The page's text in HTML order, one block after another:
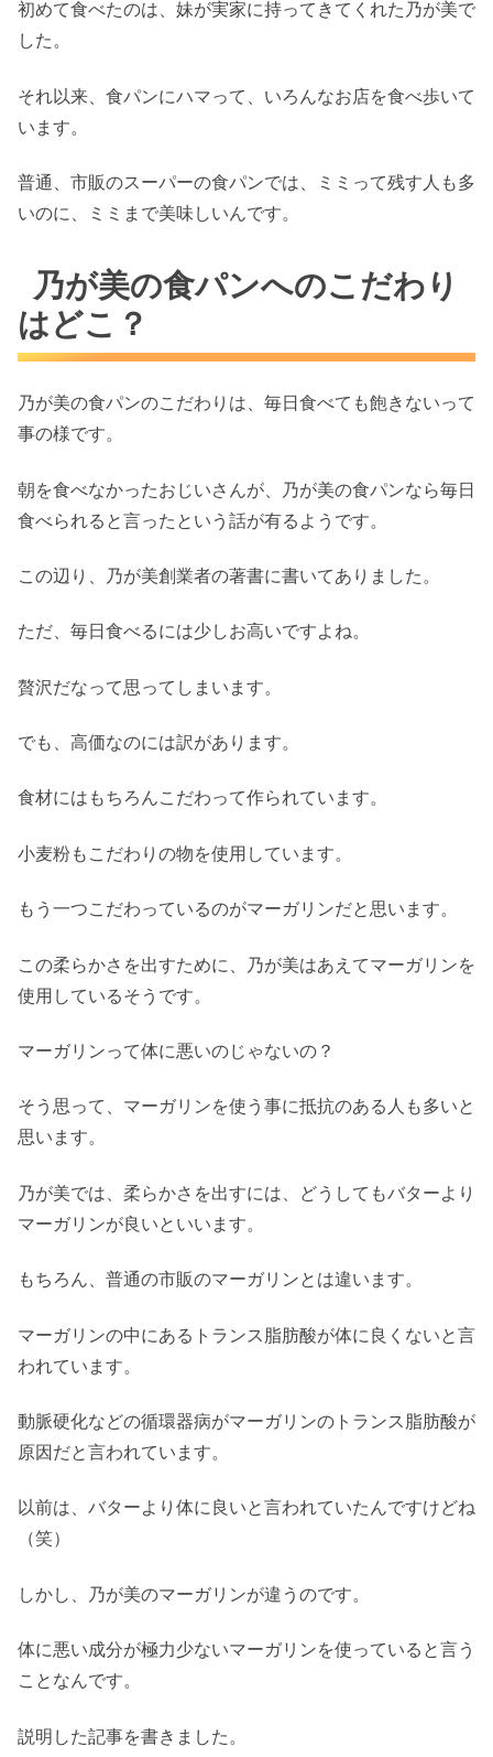
初めて食べたのは、妹が実家に持ってきてくれた乃が美で
した。
それ以来、食パンにハマって、いろんなお店を食べ歩いて
います。
普通、市販のスーパーの食パンでは、ミミって残す人も多
いのに、ミミまで美味しいんです。
乃が美の食パンへのこだわり
はどこ？
乃が美の食パンのこだわりは、毎日食べても飽きないって
事の様です。
朝を食べなかったおじいさんが、乃が美の食パンなら毎日
食べられると言ったという話が有るようです。
この辺り、乃が美創業者の著書に書いてありました。
ただ、毎日食べるには少しお高いですよね。
贅沢だなって思ってしまいます。
でも、高価なのには訳があります。
食材にはもちろんこだわって作られています。
小麦粉もこだわりの物を使用しています。
もう一つこだわっているのがマーガリンだと思います。
この柔らかさを出すために、乃が美はあえてマーガリンを
使用しているそうです。
マーガリンって体に悪いのじゃないの？
そう思って、マーガリンを使う事に抵抗のある人も多いと
思います。
乃が美では、柔らかさを出すには、どうしてもバターより
マーガリンが良いといいます。
もちろん、普通の市販のマーガリンとは違います。
マーガリンの中にあるトランス脂肪酸が体に良くないと言
われています。
動脈硬化などの循環器病がマーガリンのトランス脂肪酸が
原因だと言われています。
以前は、バターより体に良いと言われていたんですけどね
（笑）
しかし、乃が美のマーガリンが違うのです。
体に悪い成分が極力少ないマーガリンを使っていると言う
ことなんです。
説明した記事を書きました。